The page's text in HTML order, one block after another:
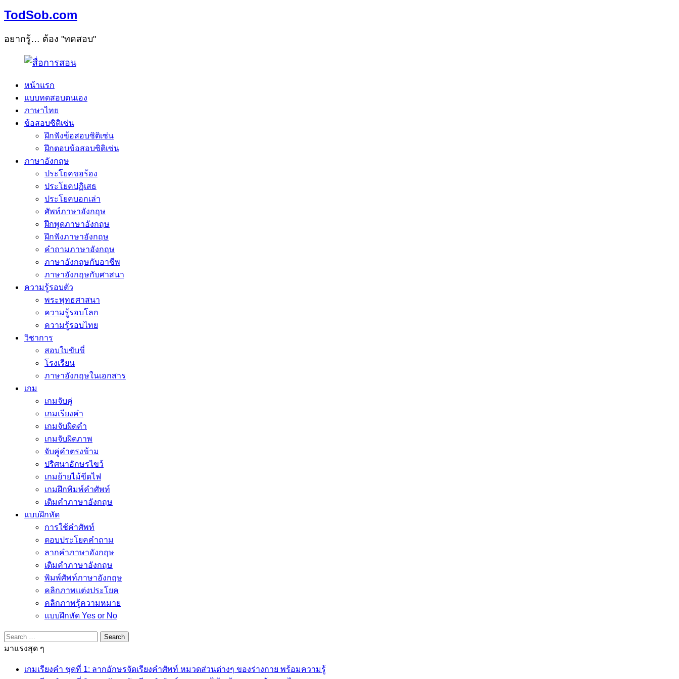
TodSob.com
อยากรู้… ต้อง "ทดสอบ"
หน้าแรก
แบบทดสอบตนเอง
ภาษาไทย
ข้อสอบซิติเซ่น
ฝึกฟังข้อสอบซิติเซ่น
ฝึกตอบข้อสอบซิติเซ่น
ภาษาอังกฤษ
ประโยคขอร้อง
ประโยคปฏิเสธ
ประโยคบอกเล่า
ศัพท์ภาษาอังกฤษ
ฝึกพูดภาษาอังกฤษ
ฝึกฟังภาษาอังกฤษ
คำถามภาษาอังกฤษ
ภาษาอังกฤษกับอาชีพ
ภาษาอังกฤษกับศาสนา
ความรู้รอบตัว
พระพุทธศาสนา
ความรู้รอบโลก
ความรู้รอบไทย
วิชาการ
สอบใบขับขี่
โรงเรียน
ภาษาอังกฤษในเอกสาร
เกม
เกมจับคู่
เกมเรียงคำ
เกมจับผิดคำ
เกมจับผิดภาพ
จับคู่คำตรงข้าม
ปริศนาอักษรไขว้
เกมย้ายไม้ขีดไฟ
เกมฝึกพิมพ์คำศัพท์
เติมคำภาษาอังกฤษ
แบบฝึกหัด
การใช้คำศัพท์
ตอบประโยคคำถาม
ลากคำภาษาอังกฤษ
เติมคำภาษาอังกฤษ
พิมพ์ศัพท์ภาษาอังกฤษ
คลิกภาพแต่งประโยค
คลิกภาพรู้ความหมาย
แบบฝึกหัด Yes or No
Search
for:
มาแรงสุด ๆ
เกมเรียงคำ ชุดที่ 1: ลากอักษรจัดเรียงคำศัพท์ หมวดส่วนต่างๆ ของร่างกาย พร้อมความรู้